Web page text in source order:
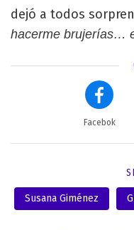
dejó a todos
hacerme brujerías…
Facebok
Susana Giménez